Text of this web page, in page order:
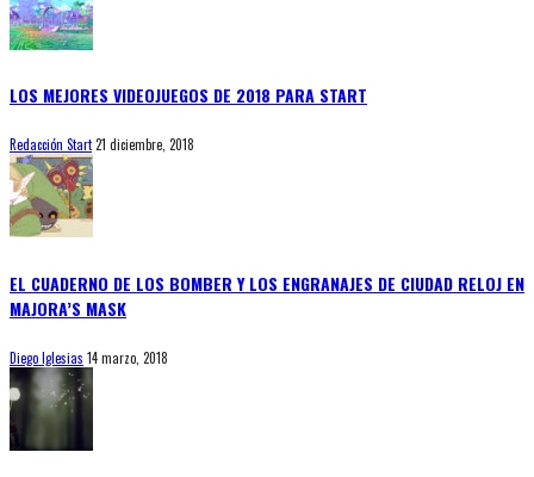
LOS MEJORES VIDEOJUEGOS DE 2018 PARA START
Redacción Start21 diciembre, 2018
EL CUADERNO DE LOS BOMBER Y LOS ENGRANAJES DE CIUDAD RELOJ EN
MAJORA’S MASK
Diego Iglesias 14 marzo, 2018